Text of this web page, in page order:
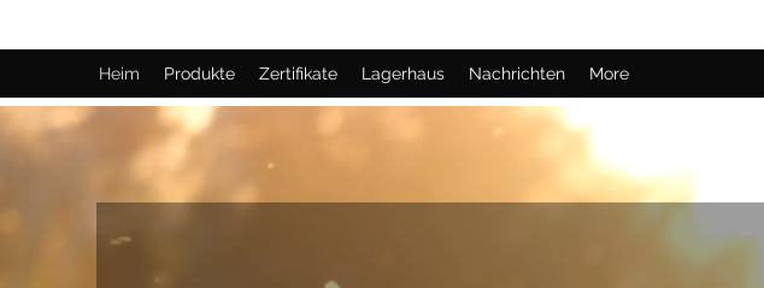
Heim Produkte Zertifikate Lagerhaus Nachrichten More